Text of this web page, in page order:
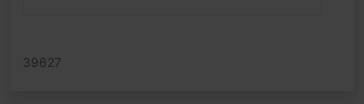
39627